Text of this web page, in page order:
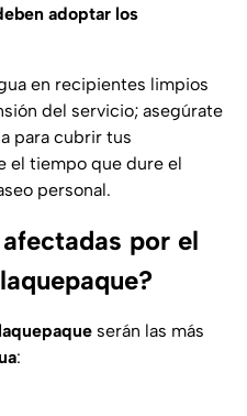
adoptar los
en recipientes limpios
del servicio; asegúrate
para cubrir tus
el tiempo que dure el
personal.
por el
serán las más
: